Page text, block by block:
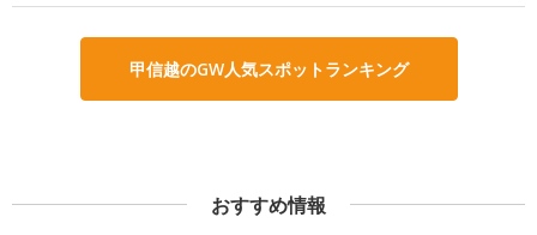
甲信越のGW人気スポットランキング
おすすめ情報